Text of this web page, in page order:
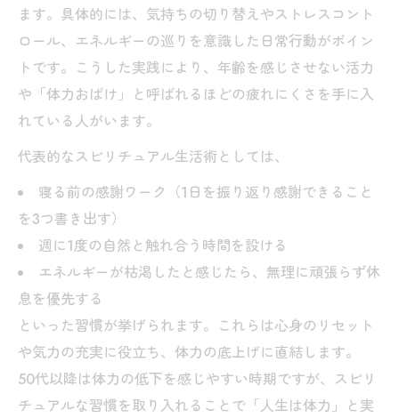
ます。具体的には、気持ちの切り替えやストレスコント
ロール、エネルギーの巡りを意識した日常行動がポイン
トです。こうした実践により、年齢を感じさせない活力
や「体力おばけ」と呼ばれるほどの疲れにくさを手に入
れている人がいます。
代表的なスピリチュアル生活術としては、
寝る前の感謝ワーク（1日を振り返り感謝できること
を3つ書き出す）
週に1度の自然と触れ合う時間を設ける
エネルギーが枯渇したと感じたら、無理に頑張らず休
息を優先する
といった習慣が挙げられます。これらは心身のリセット
や気力の充実に役立ち、体力の底上げに直結します。
50代以降は体力の低下を感じやすい時期ですが、スピリ
チュアルな習慣を取り入れることで「人生は体力」と実